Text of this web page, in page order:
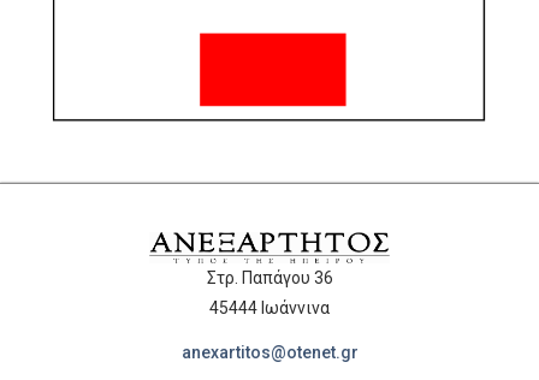
Στρ. Παπάγου 36
45444 Ιωάννινα
anexartitos@otenet.gr